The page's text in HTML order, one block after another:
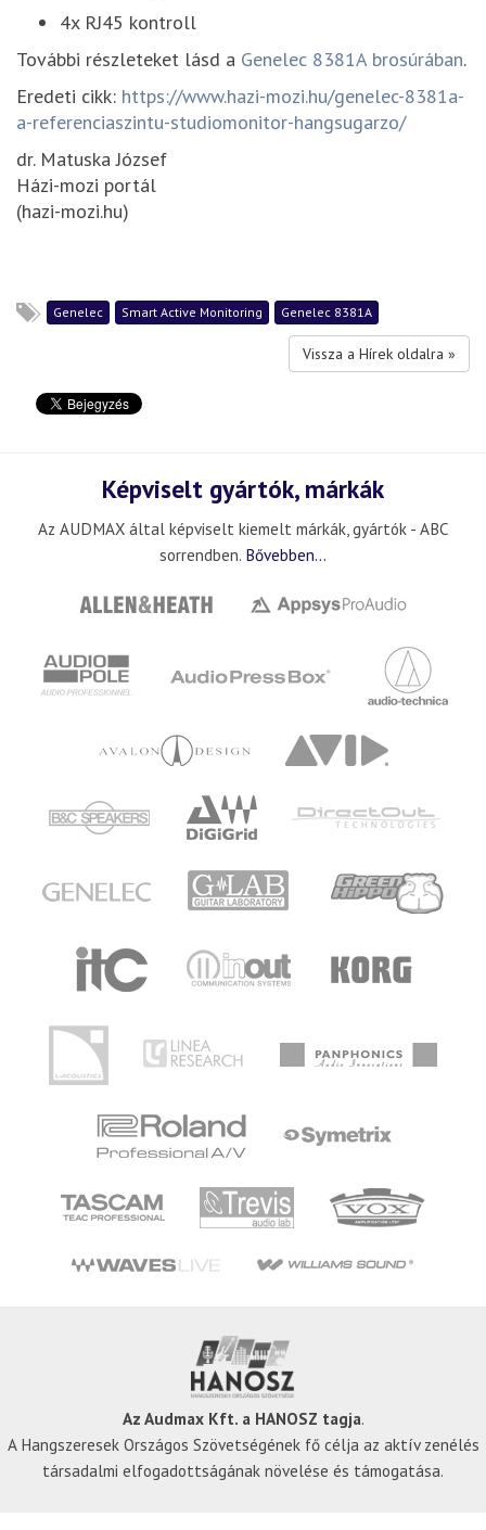
4x RJ45 kontroll
További részleteket lásd a Genelec 8381A brosúrában.
Eredeti cikk: https://www.hazi-mozi.hu/genelec-8381a-
a-referenciaszintu-studiomonitor-hangsugarzo/
dr. Matuska József
Házi-mozi portál
(hazi-mozi.hu)
Genelec Smart Active Monitoring Genelec 8381A
Vissza a Hírek oldalra »
Képviselt gyártók, márkák
Az AUDMAX által képviselt kiemelt márkák, gyártók - ABC
sorrendben. Bővebben...
Az Audmax Kft. a HANOSZ tagja.
A Hangszeresek Országos Szövetségének fő célja az aktív zenélés
társadalmi elfogadottságának növelése és támogatása.